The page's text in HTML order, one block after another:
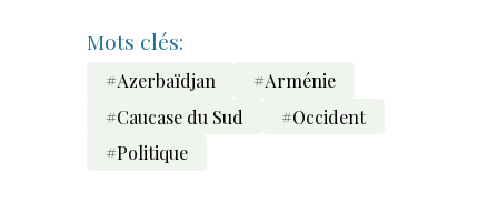
Mots clés:
#Azerbaïdjan
#Arménie
#Caucase du Sud
#Occident
#Politique